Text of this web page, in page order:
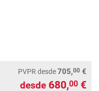
PVPR desde705,00 €
desde 680,00 €